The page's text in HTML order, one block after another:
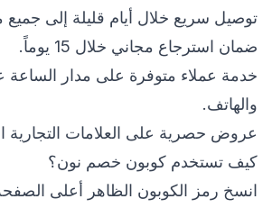
توصيل سريع خلال أيام قليلة إلى
ضمان استرجاع مجاني خلال 15 يوماً.
خدمة عملاء متوفرة على مدار الساعة
والهاتف.
عروض حصرية على العلامات التجارية
كيف تستخدم كوبون خصم نون؟
انسخ رمز الكوبون الظاهر أعلى